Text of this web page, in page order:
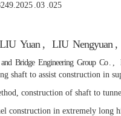
.03 .025
LIU Yuan , LIU Nengyuan ,
and Bridge Engineering Group Co . ,
shaft to assist construction in
construction of shaft to
construction in extremely long